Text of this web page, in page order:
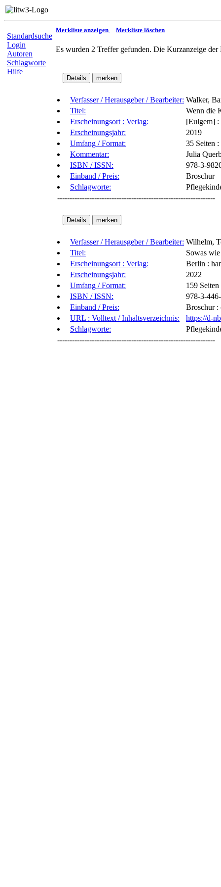
Standardsuche
Login
Autoren
Schlagworte
Hilfe
Merkliste anzeigen Merkliste löschen
Es wurden 2 Treffer gefunden. Die Kurzanzeige der
Verfasser / Herausgeber / Bearbeiter: Walker,
Titel:
Wenn die
Erscheinungsort : Verlag:
[Eulgem] :
Erscheinungsjahr:
2019
Umfang / Format:
35 Seiten
Kommentar:
Julia
ISBN / ISSN:
978-3-
Einband / Preis:
Broschur
Schlagworte:
----------------------------------------------------------------
Verfasser / Herausgeber / Bearbeiter: Wilhelm,
Titel:
Sowas
Erscheinungsort : Verlag:
Berlin :
Erscheinungsjahr:
2022
Umfang / Format:
159
ISBN / ISSN:
978-3-
Einband / Preis:
Broschur
URL : Volltext / Inhaltsverzeichnis:
https://d-
Schlagworte:
----------------------------------------------------------------